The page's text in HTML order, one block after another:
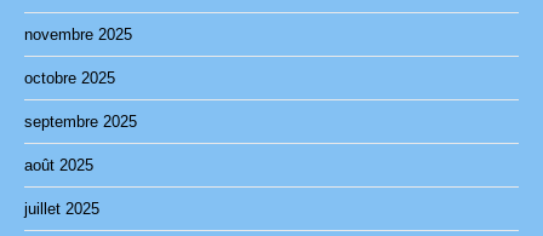
novembre 2025
octobre 2025
septembre 2025
août 2025
juillet 2025